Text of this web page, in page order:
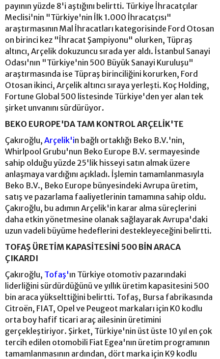
payının yüzde 8'i aştığını belirtti. Türkiye İhracatçılar
Meclisi'nin "Türkiye'nin İlk 1.000 İhracatçısı"
araştırmasının Mal İhracatları kategorisinde Ford Otosan
on birinci kez "İhracat Şampiyonu" olurken, Tüpraş
altıncı, Arçelik dokuzuncu sırada yer aldı. İstanbul Sanayi
Odası'nın "Türkiye'nin 500 Büyük Sanayi Kuruluşu"
araştırmasında ise Tüpraş birinciliğini korurken, Ford
Otosan ikinci, Arçelik altıncı sıraya yerleşti. Koç Holding,
Fortune Global 500 listesinde Türkiye'den yer alan tek
şirket unvanını sürdürüyor.
BEKO EUROPE'DA TAM KONTROL ARÇELİK'TE
Çakıroğlu, Arçelik'in bağlı ortaklığı Beko B.V.'nin,
Whirlpool Grubu'nun Beko Europe B.V. sermayesinde
sahip olduğu yüzde 25'lik hisseyi satın almak üzere
anlaşmaya vardığını açıkladı. İşlemin tamamlanmasıyla
Beko B.V., Beko Europe bünyesindeki Avrupa üretim,
satış ve pazarlama faaliyetlerinin tamamına sahip oldu.
Çakıroğlu, bu adımın Arçelik'in karar alma süreçlerini
daha etkin yönetmesine olanak sağlayarak Avrupa'daki
uzun vadeli büyüme hedeflerini destekleyeceğini belirtti.
TOFAŞ ÜRETİM KAPASİTESİNİ 500 BİN ARACA
ÇIKARDI
Çakıroğlu, Tofaş'ın Türkiye otomotiv pazarındaki
liderliğini sürdürdüğünü ve yıllık üretim kapasitesini 500
bin araca yükselttiğini belirtti. Tofaş, Bursa fabrikasında
Citroën, FIAT, Opel ve Peugeot markaları için K0 kodlu
orta boy hafif ticari araç ailesinin üretimini
gerçekleştiriyor. Şirket, Türkiye'nin üst üste 10 yıl en çok
tercih edilen otomobili Fiat Egea'nın üretim programının
tamamlanmasının ardından, dört marka için K9 kodlu